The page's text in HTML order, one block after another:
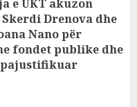
e UKT akuzon
Drenova dhe
Nano për
fondet publike dhe